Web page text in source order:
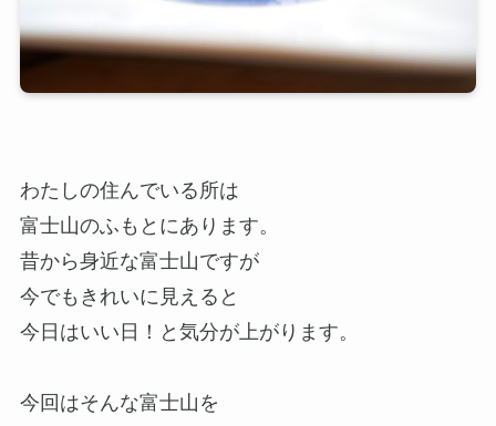
わたしの住んでいる所は
富士山のふもとにあります。
昔から身近な富士山ですが
今でもきれいに見えると
今日はいい日！と気分が上がります。
今回はそんな富士山を